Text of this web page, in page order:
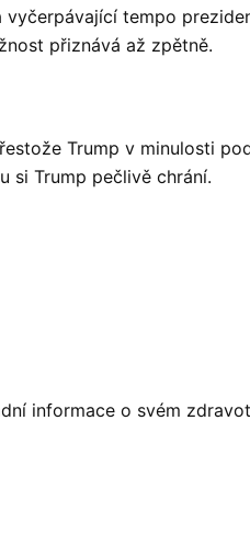
tempo
přiznává až zpětně.
Trump v minulosti
si Trump pečlivě chrání.
informace o svém